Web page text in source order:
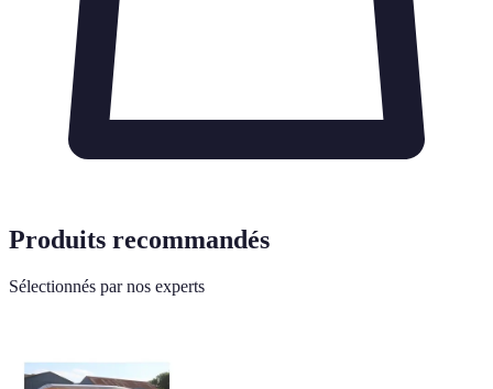
Produits recommandés
Sélectionnés par nos experts